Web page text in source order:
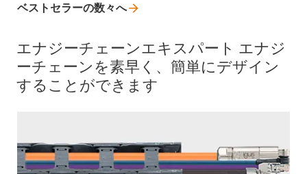
ベストセラーの数々へ
エナジーチェーンエキスパート エナジ
ーチェーンを素早く、簡単にデザイン
することができます